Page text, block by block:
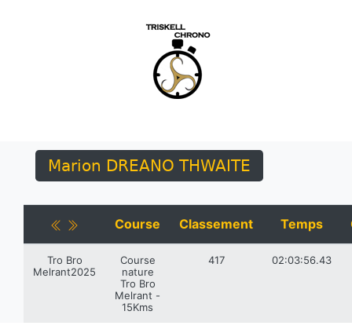
Marion DREANO THWAITE
Course Classement Temps
Tro Bro
Melrant2025
Course
nature
Tro Bro
Melrant -
15Kms
417 02:03:56.43